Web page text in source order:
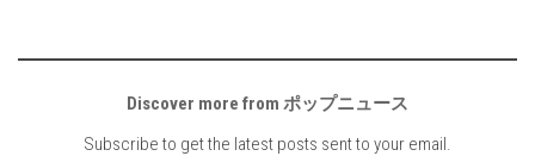
Discover more from ポップニュース
Subscribe to get the latest posts sent to your email.